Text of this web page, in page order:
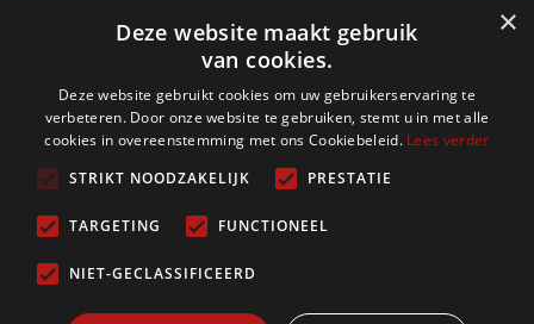
Alarmsysteem in Grote-
Brogel
Alarmsysteem in Grote-
Spouwen
Alarmsysteem in
Leopoldsburg
Alarmsysteem in Leut
×
Deze website maakt gebruik
van cookies.
Deze website gebruikt cookies om uw gebruikerservaring te
verbeteren. Door onze website te gebruiken, stemt u in met alle
cookies in overeenstemming met ons Cookiebeleid. Lees verder
STRIKT NOODZAKELIJK
PRESTATIE
TARGETING FUNCTIONEEL
NIET-GECLASSIFICEERD